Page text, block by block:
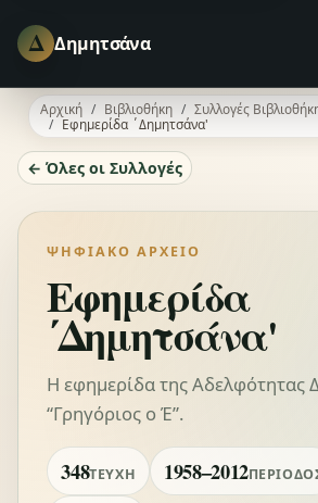
Δ Δημητσάνα
Αρχική Βιβλιοθήκη
Συλλογές
Εφημερίδα ΄Δημητσάνα'
← Όλες οι Συλλογές
ΨΗΦΙΑΚΌ ΑΡΧΕΊΟ
Εφημερίδα
΄Δημητσάνα'
Η εφημερίδα της Αδελφότητας
“Γρηγόριος ο Έ”.
348ΤΕΎΧΗ 1958–2012